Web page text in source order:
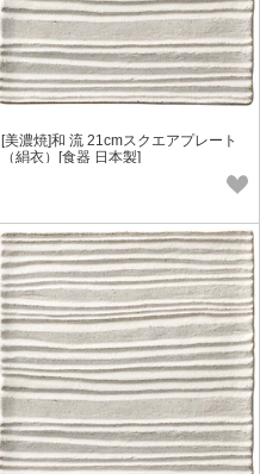
[美濃焼]和 流 21cmスクエアプレート
（絹衣）[食器 日本製]